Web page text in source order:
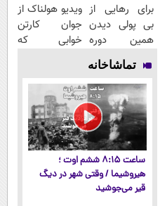
برای رهایی از
بی پولی دیدن
همین دوره
رایگان کافیه!
(شمارتو وارد
کن)
ویدیو هولناک از
جوان کارتن
خوابی که
تماشاخانه
ساعت ۸:۱۵ ششم اوت ؛
هیروشیما / وقتی شهر در دیگ
قیر می‌جوشید